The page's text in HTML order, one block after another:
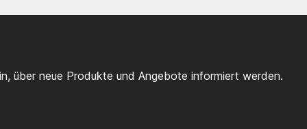
über neue Produkte und Angebote informiert werden.